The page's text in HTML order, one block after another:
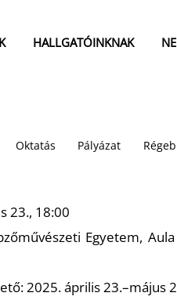
HALLGATÓINKNAK
Oktatás Pályázat
23., 18:00
Egyetem,
2025. április 23.–május